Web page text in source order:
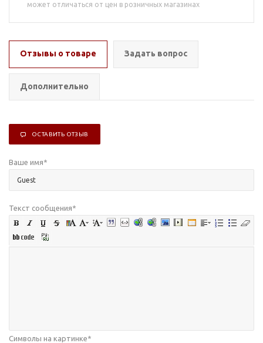
может отличаться от цен в розничных магазинах
Отзывы о товаре Задать вопрос
Дополнительно
ОСТАВИТЬ ОТЗЫВ
Ваше имя*
Текст сообщения*
Символы на картинке*